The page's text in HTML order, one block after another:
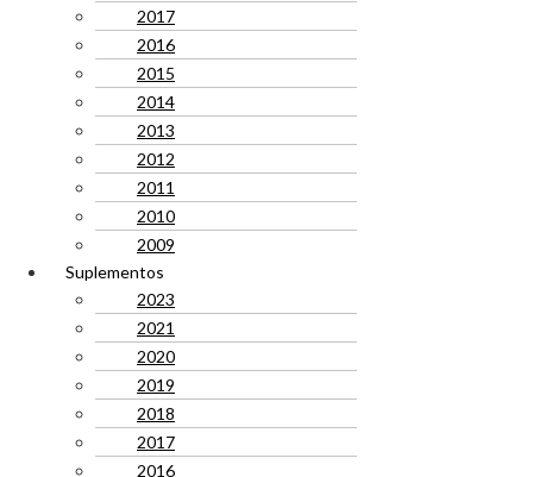
2017
2016
2015
2014
2013
2012
2011
2010
2009
Suplementos
2023
2021
2020
2019
2018
2017
2016